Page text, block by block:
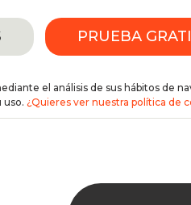
el análisis de sus hábitos de
uso. ¿Quieres ver nuestra política de
PRUEBA